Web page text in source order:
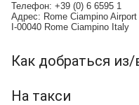
Телефон: +39 (0) 6 6595 1
Адрес: Rome Ciampino
I-00040 Rome Ciampino Italy
Как добраться из/
На такси